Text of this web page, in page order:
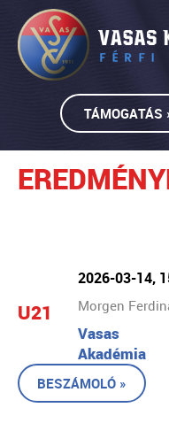
TÁMOGATÁS
U21
2026-03-14,
Morgen
Vasas
Akadémia
BESZÁMOLÓ »